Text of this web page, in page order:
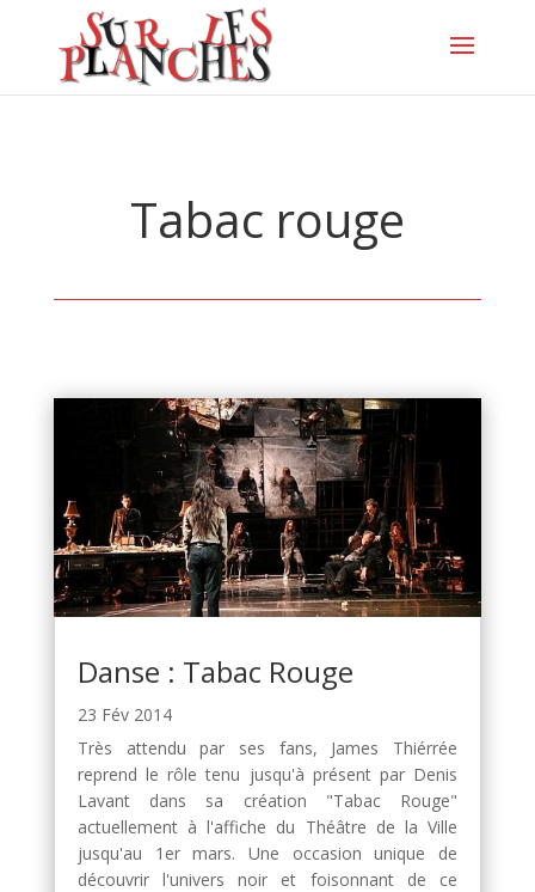
Tabac rouge
Danse : Tabac Rouge
23 Fév 2014
Très attendu par ses fans, James Thiérrée
reprend le rôle tenu jusqu'à présent par Denis
Lavant dans sa création "Tabac Rouge"
actuellement à l'affiche du Théâtre de la Ville
jusqu'au 1er mars. Une occasion unique de
découvrir l'univers noir et foisonnant de ce